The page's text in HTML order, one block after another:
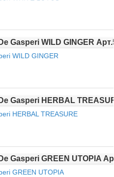
WILD GINGER
HERBAL TREASURE
GREEN UTOPIA